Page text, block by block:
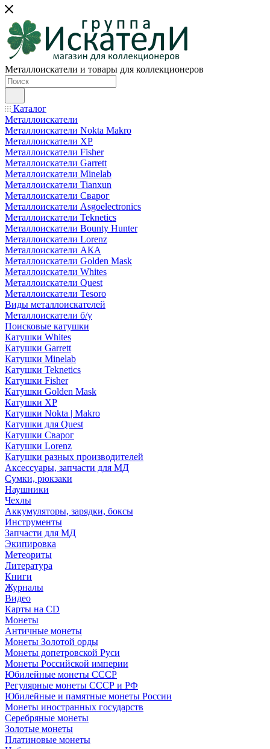
Металлоискатели и товары для коллекционеров
Каталог
Металлоискатели
Металлоискатели Nokta Makro
Металлоискатели XP
Металлоискатели Fisher
Металлоискатели Garrett
Металлоискатели Minelab
Металлоискатели Tianxun
Металлоискатели Сварог
Металлоискатели Asgoelectronics
Металлоискатели Teknetics
Металлоискатели Bounty Hunter
Металлоискатели Lorenz
Металлоискатели АКА
Металлоискатели Golden Mask
Металлоискатели Whites
Металлоискатели Quest
Металлоискатели Tesoro
Виды металлоискателей
Металлоискатели б/у
Поисковые катушки
Катушки Whites
Катушки Garrett
Катушки Minelab
Катушки Teknetics
Катушки Fisher
Катушки Golden Mask
Катушки XP
Катушки Nokta | Makro
Катушки для Quest
Катушки Сварог
Катушки Lorenz
Катушки разных производителей
Аксессуары, запчасти для МД
Сумки, рюкзаки
Наушники
Чехлы
Аккумуляторы, зарядки, боксы
Инструменты
Запчасти для МД
Экипировка
Метеориты
Литература
Книги
Журналы
Видео
Карты на CD
Монеты
Античные монеты
Монеты Золотой орды
Монеты допетровской Руси
Монеты Российской империи
Юбилейные монеты СССР
Регулярные монеты СССР и РФ
Юбилейные и памятные монеты России
Монеты иностранных государств
Серебряные монеты
Золотые монеты
Платиновые монеты